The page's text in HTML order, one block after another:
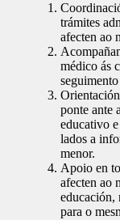
trámites
afecten ao
médico ás
ponte ante
educativo
lados a
menor.
Apoio en
afecten ao
educación,
para o